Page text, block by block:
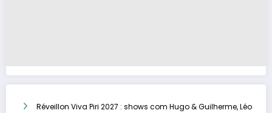
Réveillon Viva Piri 2027 : shows com Hugo & Guilherme, Léo